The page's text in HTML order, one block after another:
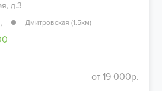
д.3
, Дмитровская (1.5км)
от 19 000р.